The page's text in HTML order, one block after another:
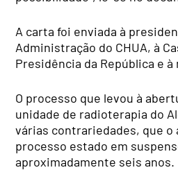
A carta foi enviada à
Administração do CHUA, à
Presidência da República e
O processo que levou à
unidade de radioterapia do
várias contrariedades, que o
processo estado em
aproximadamente seis anos.